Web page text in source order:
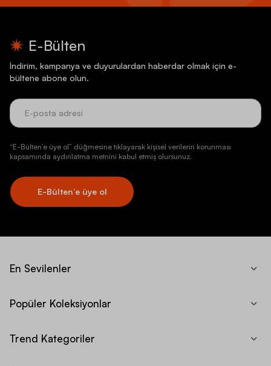
E-Bülten
İndirim, kampanya ve duyurulardan haberdar olmak için e-
bültene abone olun.
“E-Bülten’e üye ol” düğmesine tıklayarak kişisel verilerin korunması
kapsamında aydınlatma metnini kabul etmiş olursunuz.
E-Bülten’e üye ol
En Sevilenler
Popüler Koleksiyonlar
Trend Kategoriler